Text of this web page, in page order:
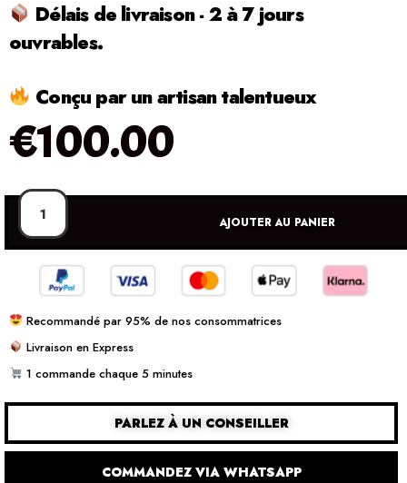
Délais de livraison - 2 à 7 jours
ouvrables.
Conçu par un artisan talentueux
€100.00
AJOUTER AU PANIER
Recommandé par 95% de nos consommatrices
Livraison en Express
1 commande chaque 5 minutes
PARLEZ À UN CONSEILLER
COMMANDEZ VIA WHATSAPP